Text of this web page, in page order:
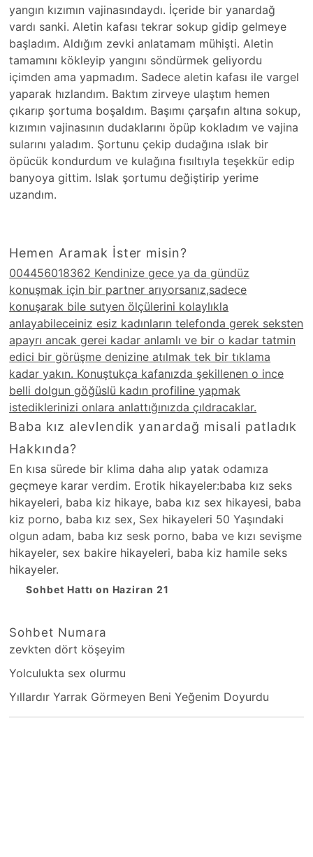
yangın kızımın vajinasındaydı. İçeride bir yanardağ
vardı sanki. Aletin kafası tekrar sokup gidip gelmeye
başladım. Aldığım zevki anlatamam mühişti. Aletin
tamamını kökleyip yangını söndürmek geliyordu
içimden ama yapmadım. Sadece aletin kafası ile vargel
yaparak hızlandım. Baktım zirveye ulaştım hemen
çıkarıp şortuma boşaldım. Başımı çarşafın altına sokup,
kızımın vajinasının dudaklarını öpüp kokladım ve vajina
sularını yaladım. Şortunu çekip dudağına ıslak bir
öpücük kondurdum ve kulağına fısıltıyla teşekkür edip
banyoya gittim. Islak şortumu değiştirip yerime
uzandım.
Hemen Aramak İster misin?
004456018362 Kendinize gece ya da gündüz
konuşmak için bir partner arıyorsanız,sadece
konuşarak bile sutyen ölçülerini kolaylıkla
anlayabileceiniz esiz kadınların telefonda gerek seksten
apayrı ancak gerei kadar anlamlı ve bir o kadar tatmin
edici bir görüşme denizine atılmak tek bir tıklama
kadar yakın. Konuştukça kafanızda şekillenen o ince
belli dolgun göğüslü kadın profiline yapmak
istediklerinizi onlara anlattığınızda çıldracaklar.
Baba kız alevlendik yanardağ misali patladık
Hakkında?
En kısa sürede bir klima daha alıp yatak odamıza
geçmeye karar verdim. Erotik hikayeler:baba kız seks
hikayeleri, baba kiz hikaye, baba kız sex hikayesi, baba
kiz porno, baba kız sex, Sex hikayeleri 50 Yaşındaki
olgun adam, baba kız sesk porno, baba ve kızı sevişme
hikayeler, sex bakire hikayeleri, baba kiz hamile seks
hikayeler.
Sohbet Hattı on Haziran 21
Sohbet Numara
zevkten dört köşeyim
Yolculukta sex olurmu
Yıllardır Yarrak Görmeyen Beni Yeğenim Doyurdu